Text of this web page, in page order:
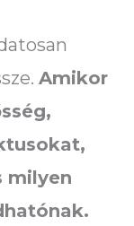
Amikor
milyen